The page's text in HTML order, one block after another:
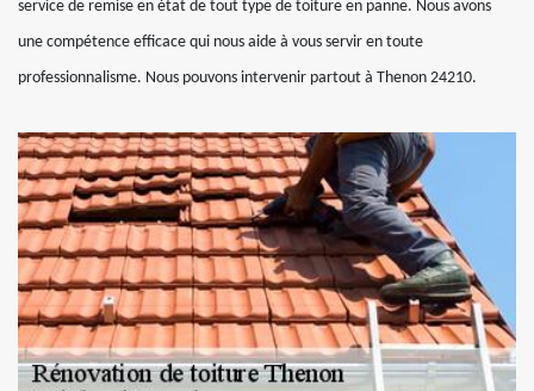
service de remise en état de tout type de toiture en panne. Nous avons
une compétence efficace qui nous aide à vous servir en toute
professionnalisme. Nous pouvons intervenir partout à Thenon 24210.